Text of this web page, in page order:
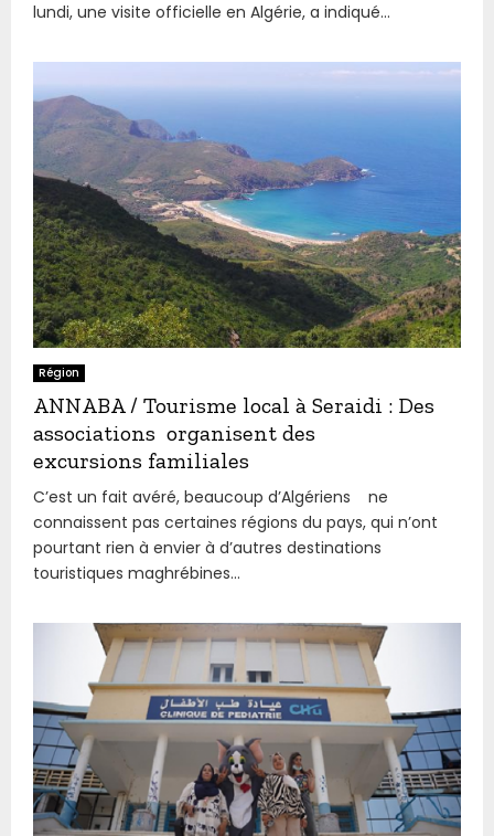
lundi, une visite officielle en Algérie, a indiqué...
Région
ANNABA / Tourisme local à Seraidi : Des
associations organisent des
excursions familiales
C’est un fait avéré, beaucoup d’Algériens ne
connaissent pas certaines régions du pays, qui n’ont
pourtant rien à envier à d’autres destinations
touristiques maghrébines...